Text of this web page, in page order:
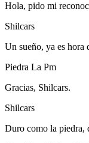
Hola, pido mi
Shilcars
Un sueño, ya es hora
Piedra La Pm
Gracias, Shilcars.
Shilcars
Duro como la piedra,